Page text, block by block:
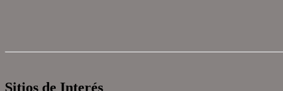
Sitios de Interés